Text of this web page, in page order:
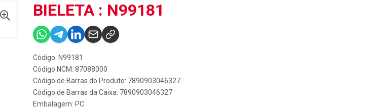
BIELETA : N99181
Código: N99181
Código NCM: 87088000
Código de Barras do Produto: 7890903046327
Código de Barras da Caixa: 7890903046327
Embalagem: PC